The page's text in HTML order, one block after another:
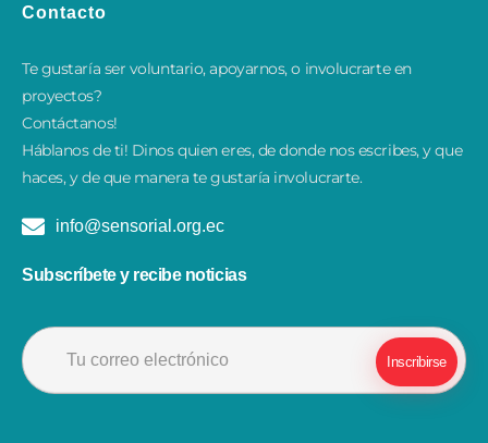
Contacto
Te gustaría ser voluntario, apoyarnos, o involucrarte en
proyectos?
Contáctanos!
​Háblanos de ti! Dinos quien eres, de donde nos escribes, y que
haces, y de que manera te gustaría involucrarte.
info@sensorial.org.ec
Subscríbete y recibe noticias